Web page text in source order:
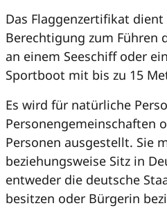
Das Flaggenzertifikat
Berechtigung zum Führen
an einem Seeschiff oder
Sportboot mit bis zu 15
Es wird für natürliche
Personengemeinschaften
Personen ausgestellt. Sie
beziehungsweise Sitz in
entweder die deutsche
besitzen oder Bürgerin